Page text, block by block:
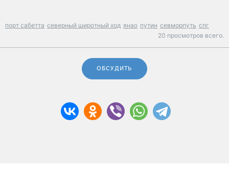
порт сабетта северный широтный ход янао путин севморпуть спг
20 просмотров всего.
ОБСУДИТЬ